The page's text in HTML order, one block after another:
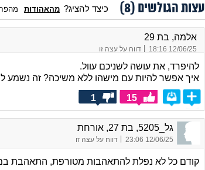
עצות הגולשים (8
) כיצד להציג? מהאהודות
אלמה, בת 29
12/06/25 18:16 דווח על עצה זו
להיפרד, את עושה לשניכם עוול.
איך אפשר להיות עם מישהו ללא משיכה? זה נשמע לי
15
1
גל_5205, בת 27, אורחת
12/06/25 23:06
| דווח על עצה זו
קודם כל לא נפלת להתאהבות מטורפת, התאהבת